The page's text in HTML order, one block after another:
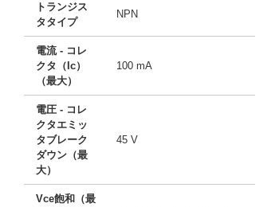
トランジス
タタイプ
NPN
電流 - コレ
クタ（Ic）
（最大）
100 mA
電圧 - コレ
クタエミッ
タブレーク
ダウン（最
大）
45 V
Vce飽和（最